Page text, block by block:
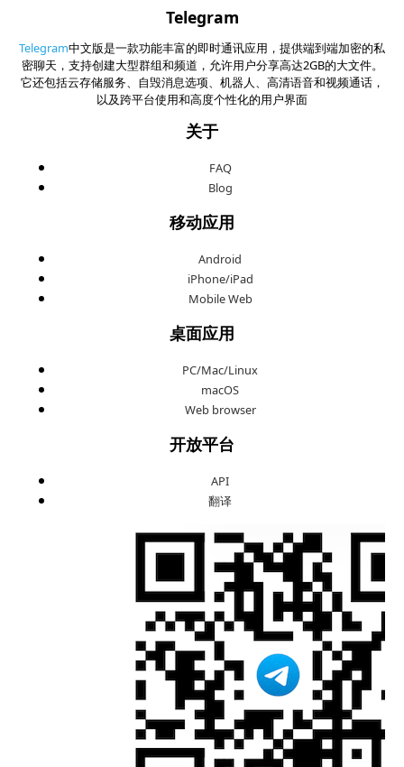
Telegram
Telegram中文版是一款功能丰富的即时通讯应用，提供端到端加密的私
密聊天，支持创建大型群组和频道，允许用户分享高达2GB的大文件。
它还包括云存储服务、自毁消息选项、机器人、高清语音和视频通话，
以及跨平台使用和高度个性化的用户界面
关于
FAQ
Blog
移动应用
Android
iPhone/iPad
Mobile Web
桌面应用
PC/Mac/Linux
macOS
Web browser
开放平台
API
翻译